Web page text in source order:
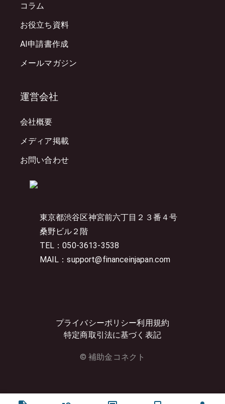
東京都渋谷区神宮前六丁目２３番４号
桑野ビル２階
TEL：050-3613-3538
MAIL：support@financeinjapan.com
プライバシーポリシー利用規約
特定商取引法に基づく表記
© 補助金コネクト
コラム
お役立ち資料
AI申請書作成
メールマガジン
運営会社
会社概要
メディア掲載
お問い合わせ